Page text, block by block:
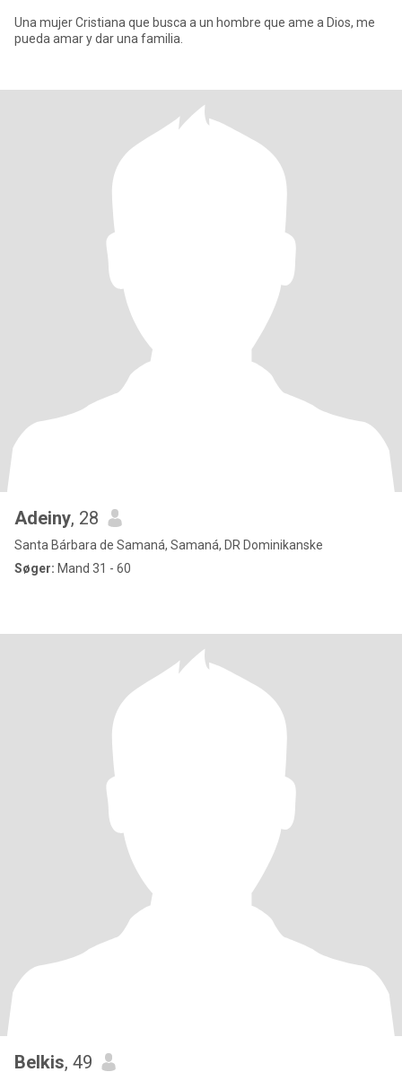
Una mujer Cristiana que busca a un hombre que ame a Dios, me
pueda amar y dar una familia.
Adeiny, 28
Santa Bárbara de Samaná, Samaná, DR Dominikanske
Søger: Mand 31 - 60
Belkis, 49